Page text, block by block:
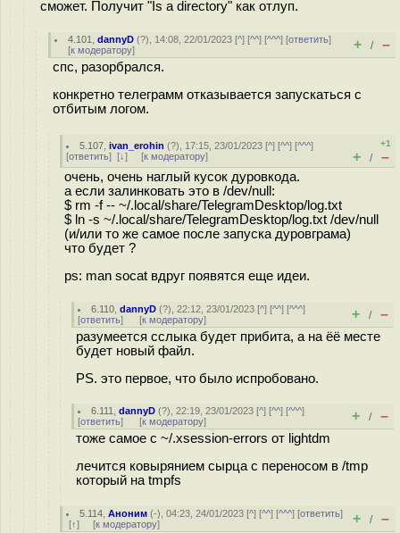
сможет. Получит "Is a directory" как отлуп.
4.101 ,dannyD (?), 14:08, 22/01/2023 [^] [^^] [^^^] [ответить]
[к модератору] + / –
спс, разорбрался.
конкретно телеграмм отказывается запускаться с
отбитым логом.
5.107 ,ivan_erohin (?), 17:15, 23/01/2023 [^] [^^] [^^^]
[ответить] [↓] [к модератору]
+1
+ / –
очень, очень наглый кусок дуровкода.
а если залинковать это в /dev/null:
$ rm -f -- ~/.local/share/TelegramDesktop/log.txt
$ ln -s ~/.local/share/TelegramDesktop/log.txt /dev/null
(и/или то же самое после запуска дуровграма)
что будет ?
ps: man socat вдруг появятся еще идеи.
6.110 ,dannyD (?), 22:12, 23/01/2023 [^] [^^] [^^^]
[ответить] [к модератору] + / –
разумеется сслыка будет прибита, а на ёё месте
будет новый файл.
PS. это первое, что было испробовано.
6.111 ,dannyD (?), 22:19, 23/01/2023 [^] [^^] [^^^]
[ответить] [к модератору] + / –
тоже самое с ~/.xsession-errors от lightdm
лечится ковырянием сырца с переносом в /tmp
который на tmpfs
5.114 ,Аноним (-), 04:23, 24/01/2023 [^] [^^] [^^^] [ответить]
[↑] [к модератору] + / –